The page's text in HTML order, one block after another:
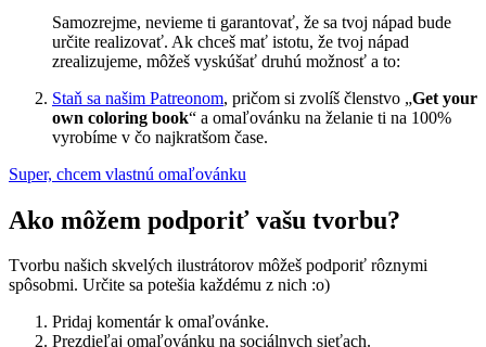
Samozrejme, nevieme ti garantovať, že sa tvoj nápad bude
určite realizovať. Ak chceš mať istotu, že tvoj nápad
zrealizujeme, môžeš vyskúšať druhú možnosť a to:
Staň sa našim Patreonom, pričom si zvolíš členstvo „Get your
own coloring book“ a omaľovánku na želanie ti na 100%
vyrobíme v čo najkratšom čase.
Super, chcem vlastnú omaľovánku
Ako môžem podporiť vašu tvorbu?
Tvorbu našich skvelých ilustrátorov môžeš podporiť rôznymi
spôsobmi. Určite sa potešia každému z nich :o)
Pridaj komentár k omaľovánke.
Prezdieľaj omaľovánku na sociálnych sieťach.